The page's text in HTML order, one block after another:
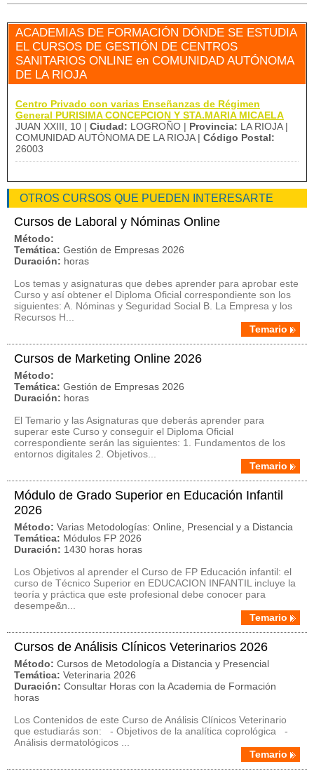
ACADEMIAS DE FORMACIÓN DÓNDE SE ESTUDIA
EL CURSOS DE GESTIÓN DE CENTROS
SANITARIOS ONLINE en COMUNIDAD AUTÓNOMA
DE LA RIOJA
Centro Privado con varias Enseñanzas de Régimen
General PURISIMA CONCEPCION Y STA.MARIA MICAELA
JUAN XXIII, 10 | Ciudad: LOGROÑO | Provincia: LA RIOJA |
COMUNIDAD AUTÓNOMA DE LA RIOJA | Código Postal:
26003
OTROS CURSOS QUE PUEDEN INTERESARTE
Cursos de Laboral y Nóminas Online
Método:
Temática: Gestión de Empresas 2026
Duración: horas
Los temas y asignaturas que debes aprender para aprobar este
Curso y así obtener el Diploma Oficial correspondiente son los
siguientes: A. Nóminas y Seguridad Social B. La Empresa y los
Recursos H...
Temario
Cursos de Marketing Online 2026
Método:
Temática: Gestión de Empresas 2026
Duración: horas
El Temario y las Asignaturas que deberás aprender para
superar este Curso y conseguir el Diploma Oficial
correspondiente serán las siguientes: 1. Fundamentos de los
entornos digitales 2. Objetivos...
Temario
Módulo de Grado Superior en Educación Infantil
2026
Método: Varias Metodologías: Online, Presencial y a Distancia
Temática: Módulos FP 2026
Duración: 1430 horas horas
Los Objetivos al aprender el Curso de FP Educación infantil: el
curso de Técnico Superior en EDUCACION INFANTIL incluye la
teoría y práctica que este profesional debe conocer para
desempe&n...
Temario
Cursos de Análisis Clínicos Veterinarios 2026
Método: Cursos de Metodología a Distancia y Presencial
Temática: Veterinaria 2026
Duración: Consultar Horas con la Academia de Formación
horas
Los Contenidos de este Curso de Análisis Clínicos Veterinario
que estudiarás son: - Objetivos de la analítica coprológica -
Análisis dermatológicos ...
Temario